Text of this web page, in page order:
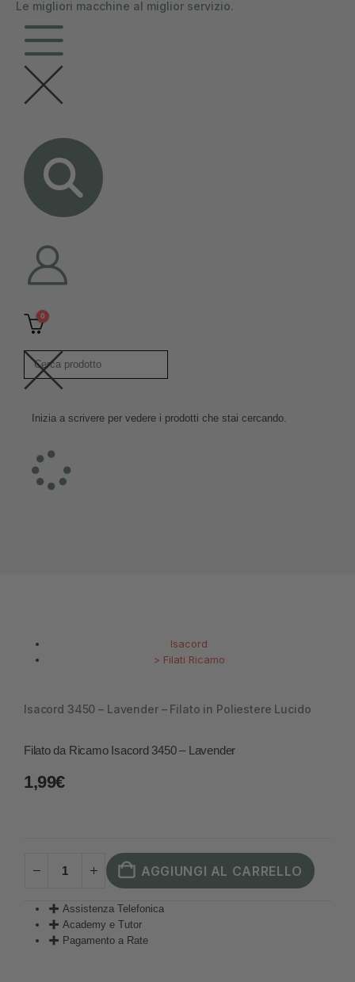
contenuto
Le migliori macchine al miglior servizio.
0
Inizia a scrivere per vedere i prodotti che stai cercando.
Isacord
> Filati Ricamo
Isacord 3450 – Lavender – Filato in Poliestere Lucido
Filato da Ricamo Isacord 3450 – Lavender
1,99€
AGGIUNGI AL CARRELLO
Assistenza Telefonica
Academy e Tutor
Pagamento a Rate